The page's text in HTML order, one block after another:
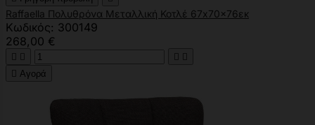
Raffaella Πολυθρόνα Μεταλλική Κοτλέ 67x70x76εκ
Κωδικός: 300149
268,00 €
   
 Αγορά